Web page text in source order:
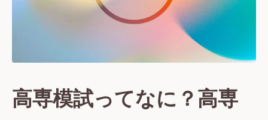
高専模試ってなに？高専